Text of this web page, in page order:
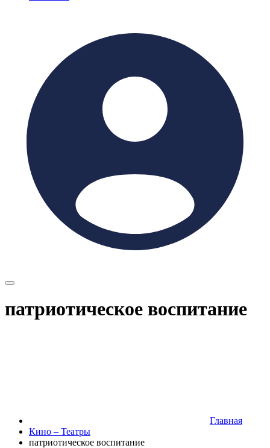
патриотическое воспитание
Главная
Кино – Театры
патриотическое воспитание